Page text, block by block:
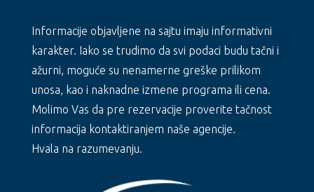
Informacije objavljene na sajtu imaju informativni
karakter. Iako se trudimo da svi podaci budu tačni i
ažurni, moguće su nenamerne greške prilikom
unosa, kao i naknadne izmene programa ili cena.
Molimo Vas da pre rezervacije proverite tačnost
informacija kontaktiranjem naše agencije.
Hvala na razumevanju.